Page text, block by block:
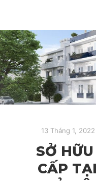
13 Tháng 1, 2022
SỞ
CẤP